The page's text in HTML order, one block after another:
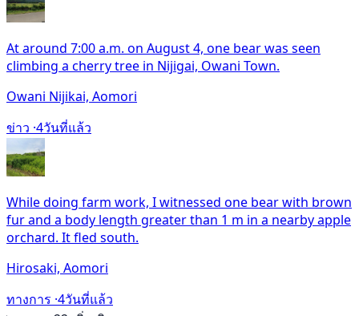
At around 7:00 a.m. on August 4, one bear was seen
climbing a cherry tree in Nijigai, Owani Town.
Owani Nijikai, Aomori
ข่าว ·4วันที่แล้ว
While doing farm work, I witnessed one bear with brown
fur and a body length greater than 1 m in a nearby apple
orchard. It fled south.
Hirosaki, Aomori
ทางการ ·4วันที่แล้ว